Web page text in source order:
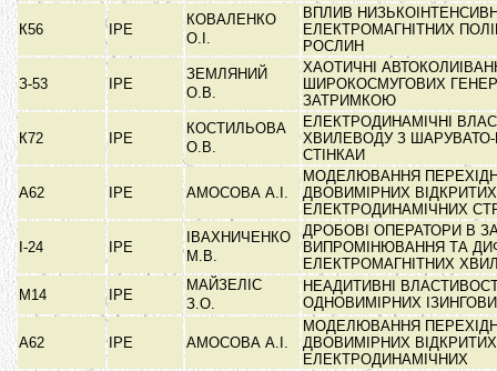
К56 ІРЕ
КОВАЛЕНКО
О.І.
ВПЛИВ
ЕЛЕКТРОМАГНІТНИХ
РОСЛИН
З-53 ІРЕ
ЗЕМЛЯНИЙ
О.В.
ХАОТИЧНІ
ШИРОКОСМУГОВИХ
ЗАТРИМКОЮ
К72 ІРЕ
КОСТИЛЬОВА
О.В.
ЕЛЕКТРОДИНАМІЧНІ
ХВИЛЕВОДУ З
СТІНКАИ
А62 ІРЕ АМОСОВА А.І.
МОДЕЛЮВАННЯ
ДВОВИМІРНИХ ВІДКРИТИХ
ЕЛЕКТРОДИНАМІЧНИХ
І-24 ІРЕ
ІВАХНИЧЕНКО
М.В.
ДРОБОВІ ОПЕРАТОРИ В
ВИПРОМІНЮВАННЯ ТА
ЕЛЕКТРОМАГНІТНИХ
М14
ІРЕ
МАЙЗЕЛІС
З.О.
НЕАДИТИВНІ
ОДНОВИМІРНИХ
А62 ІРЕ АМОСОВА А.І.
МОДЕЛЮВАННЯ
ДВОВИМІРНИХ ВІДКРИТИХ
ЕЛЕКТРОДИНАМІЧНИХ